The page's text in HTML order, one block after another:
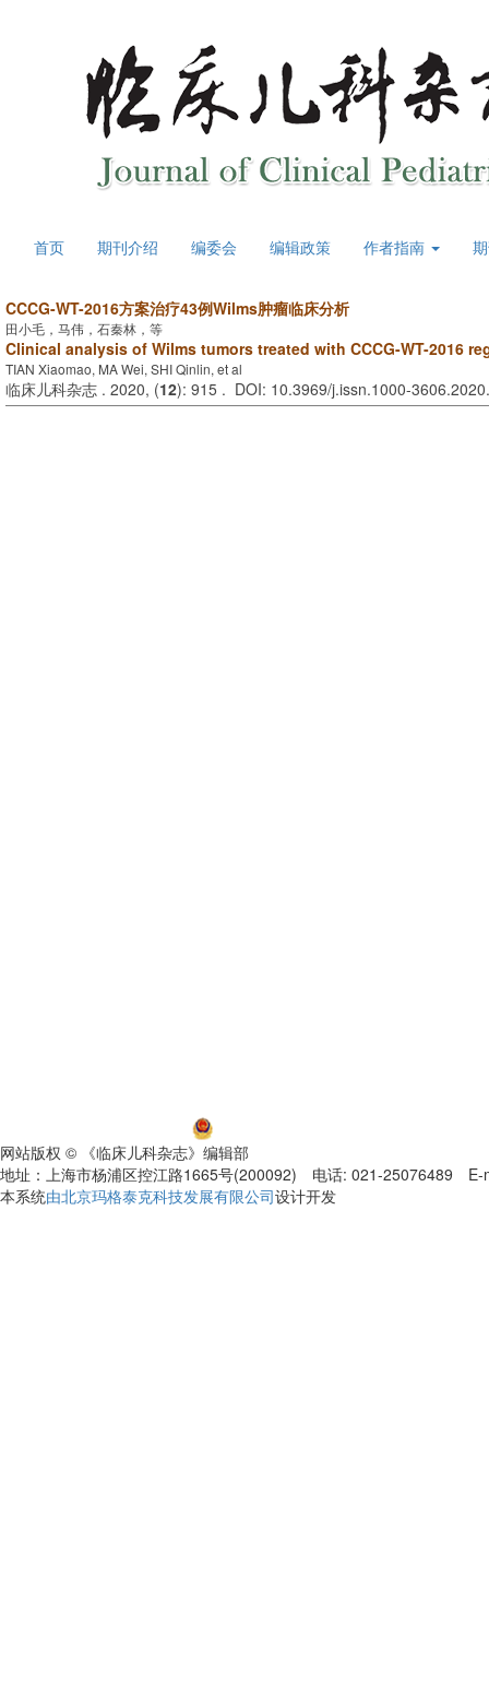
首页 期刊介绍 编委会 编辑政策 作者指南
CCCG-WT-2016方案治疗43例Wilms肿瘤临床分析
田小毛，马伟，石秦林，等
Clinical analysis of Wilms tumors treated with CCCG-WT-2016
TIAN Xiaomao, MA Wei, SHI Qinlin, et al
临床儿科杂志 . 2020, (12): 915 . DOI: 10.3969/j.issn.1000-
网站版权 © 《临床儿科杂志》编辑部
地址：上海市杨浦区控江路1665号(200092) 电话: 021-25076489 E-
本系统由北京玛格泰克科技发展有限公司设计开发